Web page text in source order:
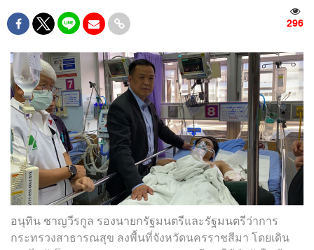
296
อนุทิน ชาญวีรกูล รองนายกรัฐมนตรีและรัฐมนตรีว่าการ
กระทรวงสาธารณสุข ลงพื้นที่จังหวัดนครราชสีมา โดยเดิน